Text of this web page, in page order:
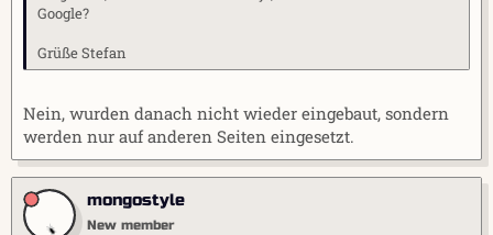
Google?
Grüße Stefan
Nein, wurden danach nicht wieder eingebaut, sondern
werden nur auf anderen Seiten eingesetzt.
mongostyle
New member